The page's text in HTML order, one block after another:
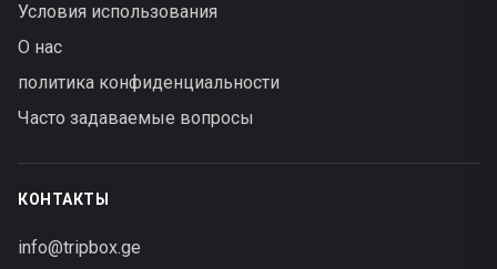
Условия использования
О нас
политика конфиденциальности
Часто задаваемые вопросы
КОНТАКТЫ
info@tripbox.ge